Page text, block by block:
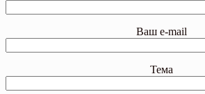
Ваш e-mail
Тема